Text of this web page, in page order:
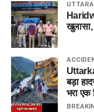
खुलासा,
बड़ा
भरा एक